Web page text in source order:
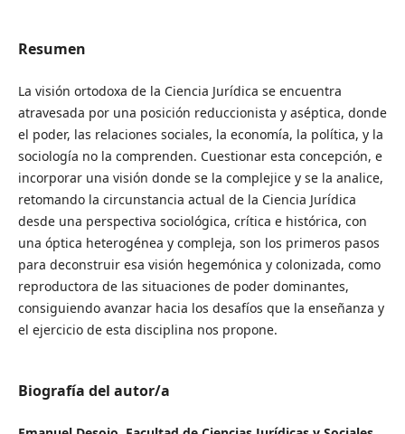
Resumen
La visión ortodoxa de la Ciencia Jurídica se encuentra
atravesada por una posición reduccionista y aséptica, donde
el poder, las relaciones sociales, la economía, la política, y la
sociología no la comprenden. Cuestionar esta concepción, e
incorporar una visión donde se la complejice y se la analice,
retomando la circunstancia actual de la Ciencia Jurídica
desde una perspectiva sociológica, crítica e histórica, con
una óptica heterogénea y compleja, son los primeros pasos
para deconstruir esa visión hegemónica y colonizada, como
reproductora de las situaciones de poder dominantes,
consiguiendo avanzar hacia los desafíos que la enseñanza y
el ejercicio de esta disciplina nos propone.
Biografía del autor/a